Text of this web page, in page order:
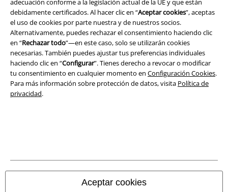
adecuación conforme a la legislación actual de la UE y que están
debidamente certificados. Al hacer clic en “Aceptar cookies”, aceptas
el uso de cookies por parte nuestra y de nuestros socios.
Alternativamente, puedes rechazar el consentimiento haciendo clic
en “Rechazar todo”—en este caso, solo se utilizarán cookies
necesarias. También puedes ajustar tus preferencias individuales
haciendo clic en “Configurar”. Tienes derecho a revocar o modificar
tu consentimiento en cualquier momento en Configuración Cookies.
Para más información sobre protección de datos, visita Política de
privacidad.
Aceptar cookies
Aviso Legal
Ley protección de datos
Eliminación de residuos y protección del medioambiente
Declaración de Conformidad
Información sobre accesibilidad